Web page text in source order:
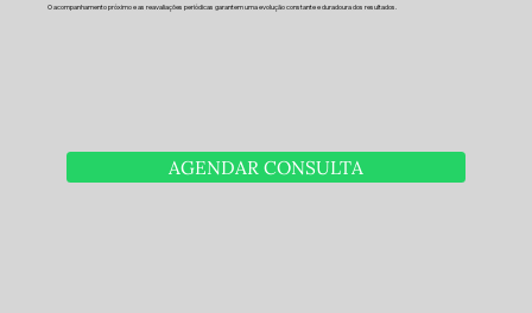
O acompanhamento próximo e as reavaliações periódicas garantem uma evolução constante e duradoura dos resultados.
AGENDAR CONSULTA